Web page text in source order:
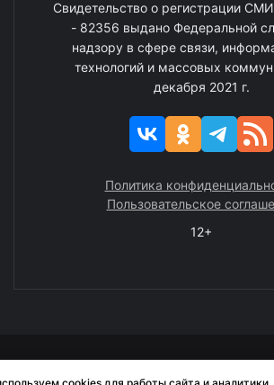
Свидетельство о регистрации
- 82356 выдано Федеральной
надзору в сфере связи,
технологий и массовых
декабря 2021 г.
Политика
Пользовательское
12+